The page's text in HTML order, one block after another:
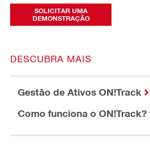
SOLICITAR UMA
DEMONSTRAÇÃO
DESCUBRA MAIS
Gestão de Ativos ON!Track
Como funciona o ON!Track?